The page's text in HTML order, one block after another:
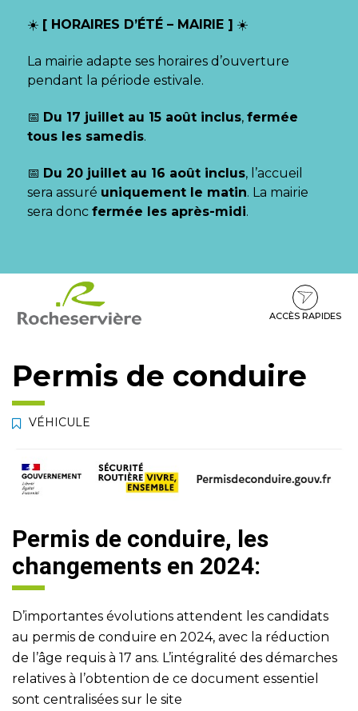
☀️ [ HORAIRES D’ÉTÉ – MAIRIE ] ☀️
La mairie adapte ses horaires d’ouverture
pendant la période estivale.
📅 Du 17 juillet au 15 août inclus, fermée
tous les samedis.
📅 Du 20 juillet au 16 août inclus, l’accueil
sera assuré uniquement le matin. La mairie
sera donc fermée les après-midi.
contenu
pied
ACCÈS RAPIDES
Permis de conduire
VÉHICULE
Permis de conduire, les
changements en 2024:
D’importantes évolutions attendent les candidats
au permis de conduire en 2024, avec la réduction
de l’âge requis à 17 ans. L’intégralité des démarches
relatives à l’obtention de ce document essentiel
sont centralisées sur le site